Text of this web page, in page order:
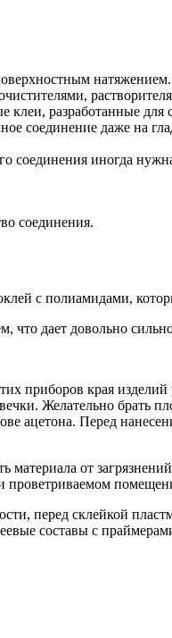
разработанные
соединение даже на
соединения иногда
соединения.
с полиамидами,
что дает довольно
края изделий
Желательно брать
Перед
от
проветриваемом
перед склейкой
составы с